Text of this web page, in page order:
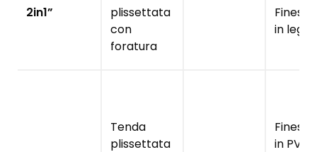
2in1”
plissettata
con
foratura
in legno
Tenda
plissettata
in PVC